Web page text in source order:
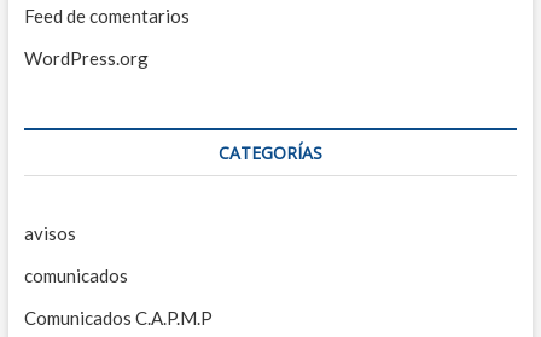
Feed de comentarios
WordPress.org
CATEGORÍAS
avisos
comunicados
Comunicados C.A.P.M.P